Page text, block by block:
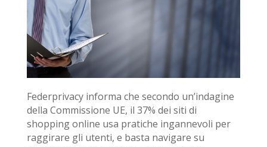
Federprivacy informa che secondo un’indagine
della Commissione UE, il 37% dei siti di
shopping online usa pratiche ingannevoli per
raggirare gli utenti, e basta navigare su